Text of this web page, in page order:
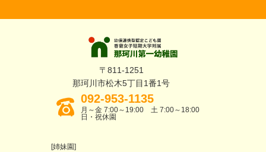
〒811-1251
那珂川市松木5丁目1番1号
092-953-1135
月～金 7:00～19:00 土 7:00～18:00
日・祝休園
[姉妹園]